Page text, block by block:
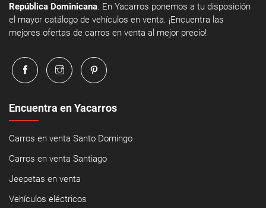
República Dominicana. En Yacarros ponemos a tu disposición
el mayor catálogo de vehículos en venta. ¡Encuentra las
mejores ofertas de carros en venta al mejor precio!
Encuentra en Yacarros
Carros en venta Santo Domingo
Carros en venta Santiago
Jeepetas en venta
Vehículos eléctricos